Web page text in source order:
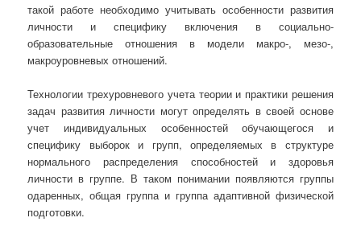
такой работе необходимо учитывать особенности развития
личности и специфику включения в социально-
образовательные отношения в модели макро-, мезо-,
макроуровневых отношений.
Технологии трехуровневого учета теории и практики решения
задач развития личности могут определять в своей основе
учет индивидуальных особенностей обучающегося и
специфику выборок и групп, определяемых в структуре
нормального распределения способностей и здоровья
личности в группе. В таком понимании появляются группы
одаренных, общая группа и группа адаптивной физической
подготовки.